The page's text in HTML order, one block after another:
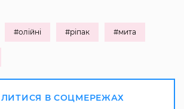
#олійні #ріпак #мита
В СОЦМЕРЕЖАХ